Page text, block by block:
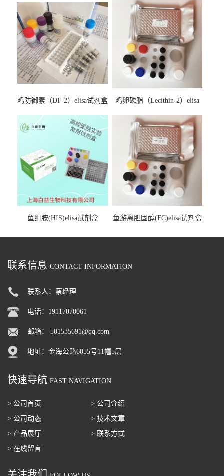
鸡防御素（DF-2）elisa试剂盒
鸡卵磷脂（Lecithin-2）elisa
鱼组胺(HIS)elisa试剂盒 鱼游离胆固醇(FC)elisa试剂盒
联系信息 CONTACT INFORMATION
联系人：蔡经理
电话：19117070061
邮箱： 501535691@qq.com
地址：金海公路6055号11幢5层
快速导航 FAST NAVIGATION
> 公司首页
> 公司介绍
> 公司动态
> 技术文章
> 产品展厅
> 联系方式
> 在线留言